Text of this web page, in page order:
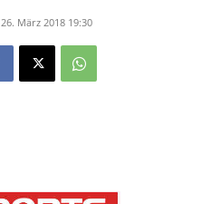
26. März 2018 19:30